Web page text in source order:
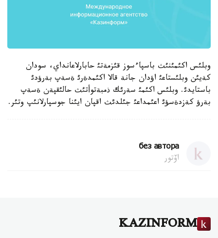
وبلئس اكئمئنئث باسپاءسوز قئزمةتئ حابارلاعانداي، سودان
كةيئن وبلئستاعئ اؤدان جانة قالا اكئمدةرئ ةسةپ بةرؤدئ
باستايدئ. وبلئس اكئمئ سةرئك ذمبةتوأتئث حالئقپةن ةسةپ
بةرؤ كةزدةسؤئ اعئمداعئ جئلدئث اقپان ايئنا جوسپارلانئپ وتئر.
без автора
اۆتور
KAZINFORM